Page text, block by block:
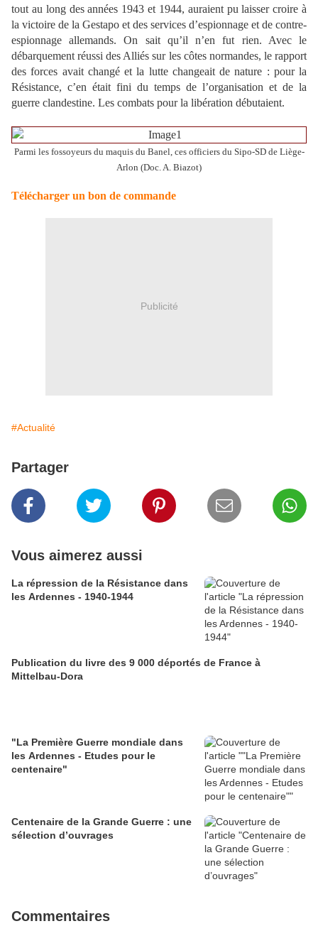
tout au long des années 1943 et 1944, auraient pu laisser croire à
la victoire de la Gestapo et des services d’espionnage et de contre-
espionnage allemands. On sait qu’il n’en fut rien. Avec le
débarquement réussi des Alliés sur les côtes normandes, le rapport
des forces avait changé et la lutte changeait de nature : pour la
Résistance, c’en était fini du temps de l’organisation et de la
guerre clandestine. Les combats pour la libération débutaient.
Parmi les fossoyeurs du maquis du Banel, ces officiers du Sipo-SD de Liège-
Arlon (Doc. A. Biazot)
Télécharger un bon de commande
Publicité
#Actualité
Partager
Vous aimerez aussi
La répression de la Résistance dans
les Ardennes - 1940-1944
Publication du livre des 9 000 déportés de France à
Mittelbau-Dora
"La Première Guerre mondiale dans
les Ardennes - Etudes pour le
centenaire"
Centenaire de la Grande Guerre : une
sélection d’ouvrages
Commentaires